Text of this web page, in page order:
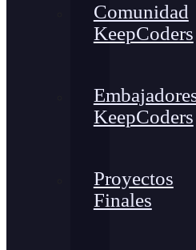
Comunidad
KeepCoders
KeepCoders
Proyectos
Finales